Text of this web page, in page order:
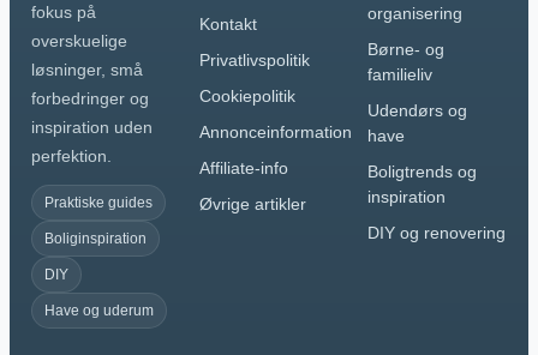
fokus på
overskuelige
løsninger, små
forbedringer og
inspiration uden
perfektion.
Praktiske guides
Boliginspiration
DIY
Have og uderum
Kontakt
Privatlivspolitik
Cookiepolitik
Annonceinformation
Affiliate-info
Øvrige artikler
organisering
Børne- og
familieliv
Udendørs og
have
Boligtrends og
inspiration
DIY og renovering